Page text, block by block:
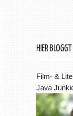
HIER
Film- &
Java